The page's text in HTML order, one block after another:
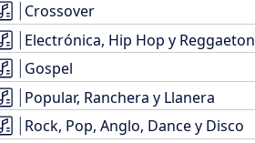
Crossover
Electrónica, Hip Hop y Reggaeton
Gospel
Popular, Ranchera y Llanera
Rock, Pop, Anglo, Dance y Disco